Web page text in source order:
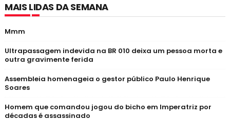
MAIS LIDAS DA SEMANA
Mmm
Ultrapassagem indevida na BR 010 deixa um pessoa morta e
outra gravimente ferida
Assembleia homenageia o gestor público Paulo Henrique
Soares
Homem que comandou jogou do bicho em Imperatriz por
décadas é assassinado